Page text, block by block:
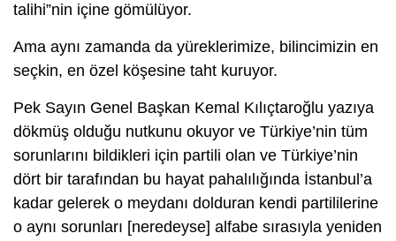
talihi”nin içine gömülüyor.
Ama aynı zamanda da yüreklerimize, bilincimizin en
seçkin, en özel köşesine taht kuruyor.
Pek Sayın Genel Başkan Kemal Kılıçtaroğlu yazıya
dökmüş olduğu nutkunu okuyor ve Türkiye’nin tüm
sorunlarını bildikleri için partili olan ve Türkiye’nin
dört bir tarafından bu hayat pahalılığında İstanbul’a
kadar gelerek o meydanı dolduran kendi partililerine
o aynı sorunları [neredeyse] alfabe sırasıyla yeniden